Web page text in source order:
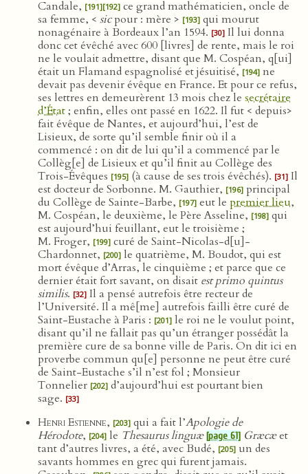
Candale, [191][192] ce grand mathématicien, oncle de
sa femme, < sicpour : mère > [193] qui mourut
nonagénaire à Bordeaux l’an 1594. [30] Il lui donna
donc cet évêché avec 600 [livres] de rente, mais le roi
ne le voulait admettre, disant que M. Cospéan, q[ui]
était un Flamand espagnolisé et jésuitisé, [194] ne
devait pas devenir évêque en France. Et pour ce refus,
ses lettres en demeurèrent 13 mois chez le secrétaire
d’État; enfin, elles ont passé en 1622. Il fut < depuis>
fait évêque de Nantes, et aujourd’hui, l’est de
Lisieux, de sorte qu’il semble finir où il a
commencé : on dit de lui qu’il a commencé par le
Collèg[e] de Lisieux et qu’il finit au Collège des
Trois-Évêques [195] (à cause de ses trois évêchés). [31] Il
est docteur de Sorbonne. M. Gauthier, [196] principal
du Collège de Sainte-Barbe, [197] eut le premier lieu,
M. Cospéan, le deuxième, le Père Asseline, [198] qui
est aujourd’hui feuillant, eut le troisième ;
M. Froger, [199] curé de Saint-Nicolas-d[u]-
Chardonnet, [200] le quatrième, M. Boudot, qui est
mort évêque d’Arras, le cinquième ; et parce que ce
dernier était fort savant, on disait est primo quintus
similis. [32] Il a pensé autrefois être recteur de
l’Université. Il a mê[me] autrefois failli être curé de
Saint-Eustache à Paris : [201] le roi ne le voulut point,
disant qu’il ne fallait pas qu’un étranger possédât la
première cure de sa bonne ville de Paris. On dit ici en
proverbe commun qu[e] personne ne peut être curé
de Saint-Eustache s’il n’est fol ; Monsieur
Tonnelier [202] d’aujourd’hui est pourtant bien
sage. [33]
Henri Estienne, [203] qui a fait l’Apologie de
Hérodote, [204] le Thesaurus linguæ [page 61] Græcæet
tant d’autres livres, a été, avec Budé, [205] un des
savants hommes en grec qui furent jamais.